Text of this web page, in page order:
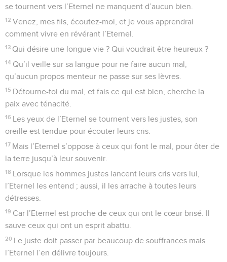
se tournent vers l’Eternel ne manquent d’aucun bien.
12 Venez, mes fils, écoutez-moi, et je vous apprendrai
comment vivre en révérant l’Eternel.
13 Qui désire une longue vie ? Qui voudrait être heureux ?
14 Qu’il veille sur sa langue pour ne faire aucun mal,
qu’aucun propos menteur ne passe sur ses lèvres.
15 Détourne-toi du mal, et fais ce qui est bien, cherche la
paix avec ténacité.
16 Les yeux de l’Eternel se tournent vers les justes, son
oreille est tendue pour écouter leurs cris.
17 Mais l’Eternel s’oppose à ceux qui font le mal, pour ôter de
la terre jusqu’à leur souvenir.
18 Lorsque les hommes justes lancent leurs cris vers lui,
l’Eternel les entend ; aussi, il les arrache à toutes leurs
détresses.
19 Car l’Eternel est proche de ceux qui ont le cœur brisé. Il
sauve ceux qui ont un esprit abattu.
20 Le juste doit passer par beaucoup de souffrances mais
l’Eternel l’en délivre toujours.